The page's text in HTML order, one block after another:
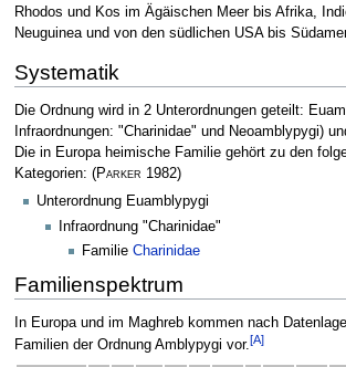
Rhodos und Kos im Ägäischen Meer bis Afrika,
Neuguinea und von den südlichen USA bis
Systematik
Die Ordnung wird in 2 Unterordnungen geteilt:
Infraordnungen: "Charinidae" und Neoamblypygi)
Die in Europa heimische Familie gehört zu den
Kategorien: (Parker 1982)
Unterordnung Euamblypygi
Infraordnung "Charinidae"
Familie Charinidae
Familienspektrum
In Europa und im Maghreb kommen nach
Familien der Ordnung Amblypygi vor.[A]